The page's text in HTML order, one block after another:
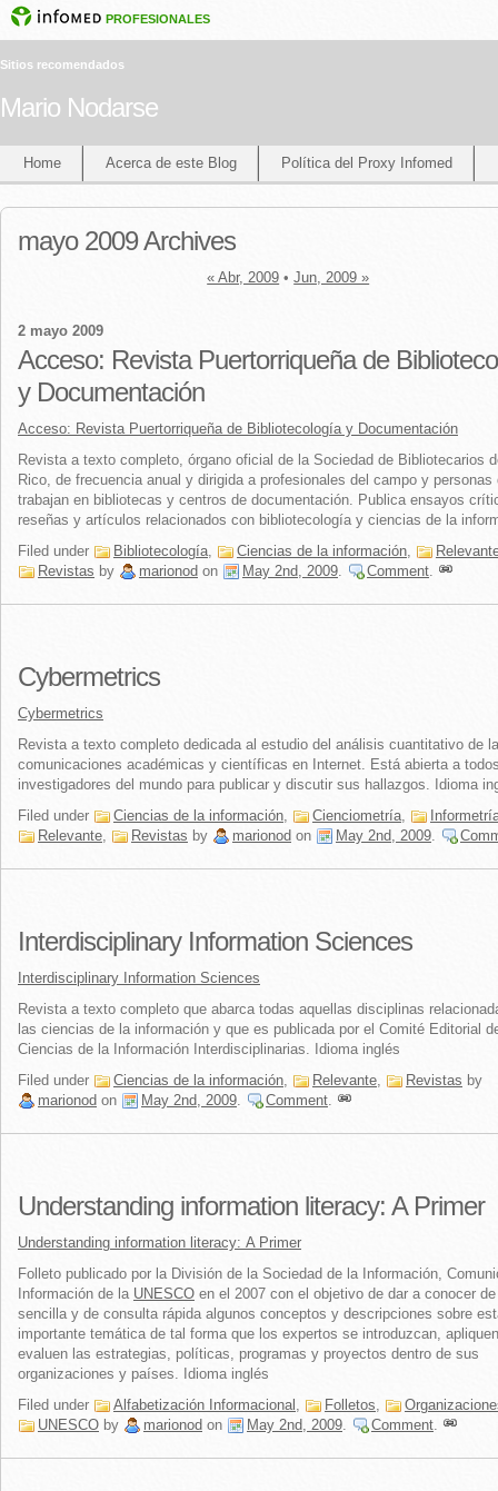
PROFESIONALES
Sitios recomendados
Mario Nodarse
Home Acerca de este Blog Política del Proxy Infomed
mayo 2009 Archives
« Abr, 2009 •Jun, 2009 »
2 mayo 2009
Acceso: Revista Puertorriqueña de
y Documentación
Acceso: Revista Puertorriqueña de Bibliotecología y Documentación
Revista a texto completo, órgano oficial de la Sociedad de Bibliotecarios
Rico, de frecuencia anual y dirigida a profesionales del campo y personas
trabajan en bibliotecas y centros de documentación. Publica ensayos
reseñas y artículos relacionados con bibliotecología y ciencias de la
Filed under
Bibliotecología, Ciencias de la información,
Revistas by marionod on May 2nd, 2009. Comment.
Cybermetrics
Cybermetrics
Revista a texto completo dedicada al estudio del análisis cuantitativo de
comunicaciones académicas y científicas en Internet. Está abierta a
investigadores del mundo para publicar y discutir sus hallazgos. Idioma
Filed under
Ciencias de la información, Cienciometría,
Relevante, Revistas by marionod on May 2nd, 2009.
Interdisciplinary Information Sciences
Interdisciplinary Information Sciences
Revista a texto completo que abarca todas aquellas disciplinas
las ciencias de la información y que es publicada por el Comité Editorial
Ciencias de la Información Interdisciplinarias. Idioma inglés
Filed under
Ciencias de la información, Relevante, Revistas by
marionod on May 2nd, 2009. Comment.
Understanding information literacy: A Primer
Understanding information literacy: A Primer
Folleto publicado por la División de la Sociedad de la Información,
Información de la UNESCO en el 2007 con el objetivo de dar a conocer
sencilla y de consulta rápida algunos conceptos y descripciones sobre
importante temática de tal forma que los expertos se introduzcan,
evaluen las estrategias, políticas, programas y proyectos dentro de sus
organizaciones y países. Idioma inglés
Filed under
Alfabetización Informacional , Folletos,
UNESCO by marionod on May 2nd, 2009. Comment.